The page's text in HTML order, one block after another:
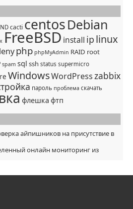
cacti centosDebian
FreeBSD install ip linux
php phpMyAdmin RAID root
spam sql ssh status supermicro
WindowsWordPresszabbix
пароль проблема скачать
флешка фтп
айпишников на присутствие в
онлайн мониторинг из